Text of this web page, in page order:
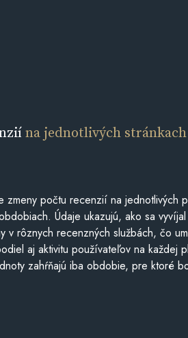
na jednotlivých stránkach
zmeny počtu recenzií na jednotlivých
Údaje ukazujú, ako sa
v rôznych recenzných službách, čo
aj aktivitu používateľov na každej
zahŕňajú iba obdobie, pre ktoré